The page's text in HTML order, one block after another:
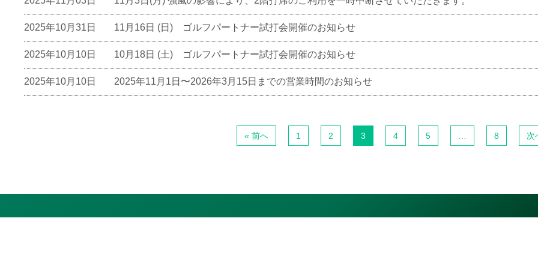
2025年10月31日 11月16日 (日) ゴルフパートナー試打会開催のお知らせ
2025年10月10日 10月18日 (土) ゴルフパートナー試打会開催のお知らせ
2025年10月10日 2025年11月1日〜2026年3月15日までの営業時間のお知らせ
« 前へ 1 2 3 4 5 … 8 次